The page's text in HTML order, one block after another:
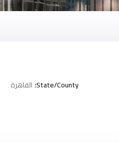
State/County: القاهرة